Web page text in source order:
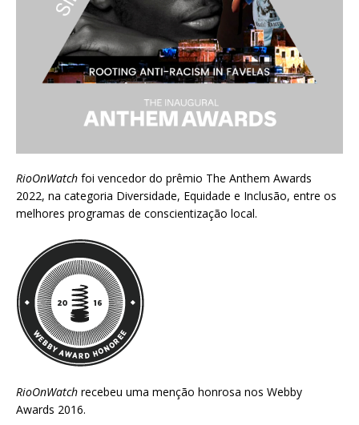
RioOnWatch foi vencedor do prêmio The Anthem Awards
2022, na categoria Diversidade, Equidade e Inclusão, entre os
melhores programas de conscientização local.
RioOnWatch recebeu uma menção honrosa nos Webby
Awards 2016.